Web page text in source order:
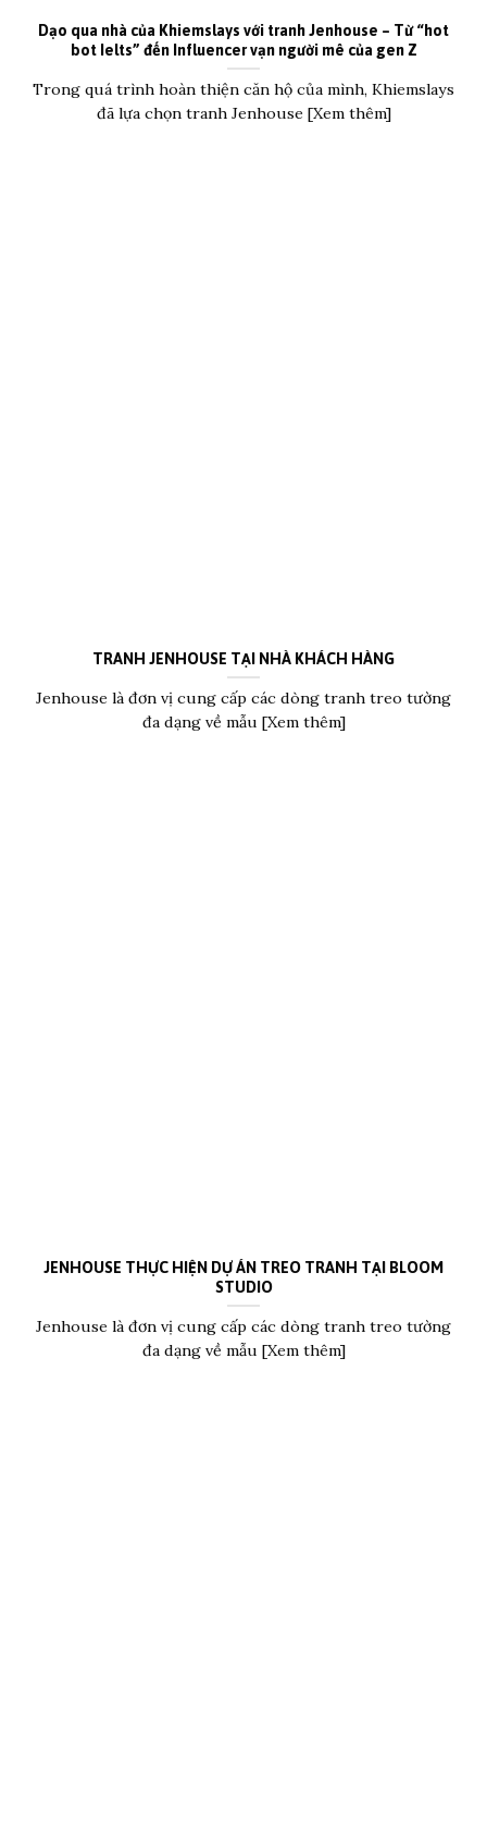
Dạo qua nhà của Khiemslays với tranh Jenhouse – Từ “hot
bot Ielts” đến Influencer vạn người mê của gen Z
Trong quá trình hoàn thiện căn hộ của mình, Khiemslays
đã lựa chọn tranh Jenhouse [Xem thêm]
TRANH JENHOUSE TẠI NHÀ KHÁCH HÀNG
Jenhouse là đơn vị cung cấp các dòng tranh treo tường
đa dạng về mẫu [Xem thêm]
JENHOUSE THỰC HIỆN DỰ ÁN TREO TRANH TẠI BLOOM
STUDIO
Jenhouse là đơn vị cung cấp các dòng tranh treo tường
đa dạng về mẫu [Xem thêm]